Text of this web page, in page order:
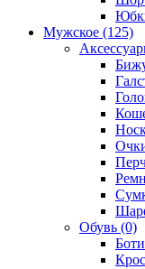
Мужское (125)
Обувь (0)